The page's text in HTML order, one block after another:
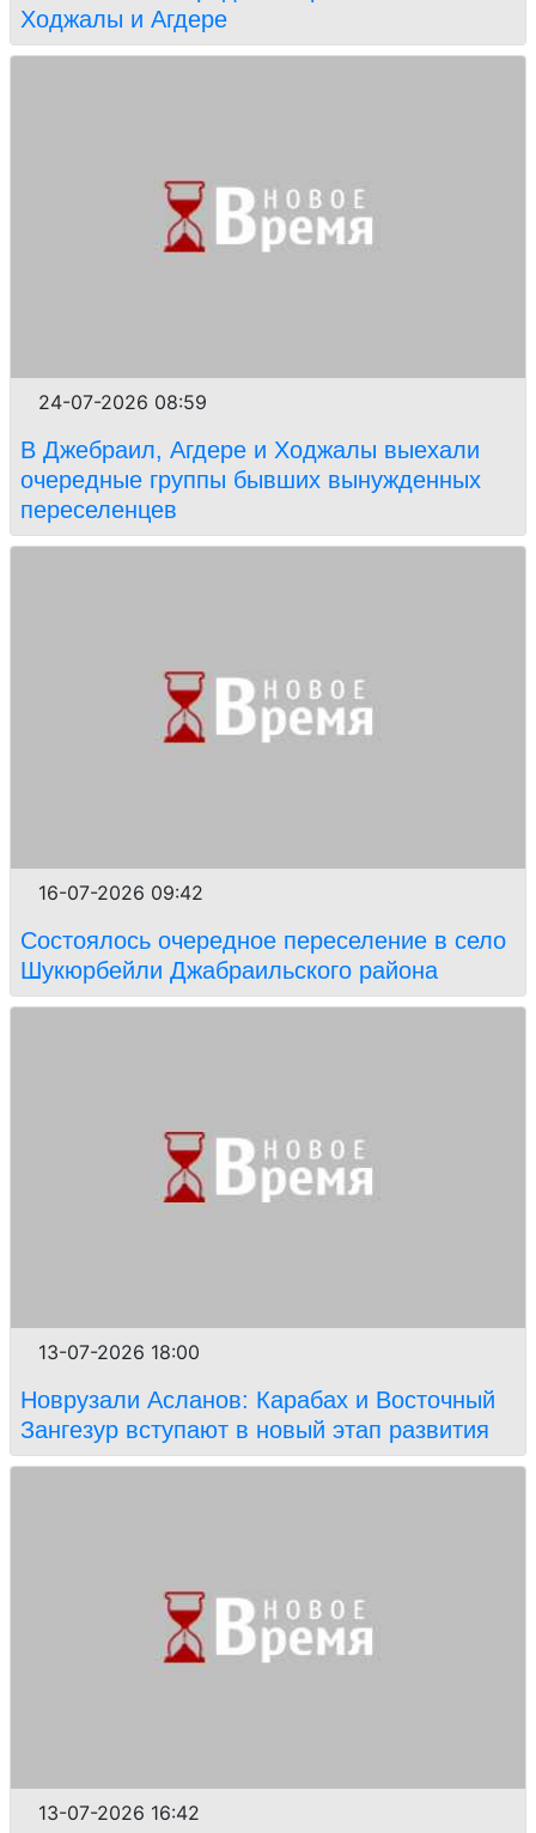
Ходжалы и Агдере
24-07-2026 08:59
В Джебраил, Агдере и Ходжалы выехали
очередные группы бывших вынужденных
переселенцев
16-07-2026 09:42
Состоялось очередное переселение в село
Шукюрбейли Джабраильского района
13-07-2026 18:00
Новрузали Асланов: Карабах и Восточный
Зангезур вступают в новый этап развития
13-07-2026 16:42